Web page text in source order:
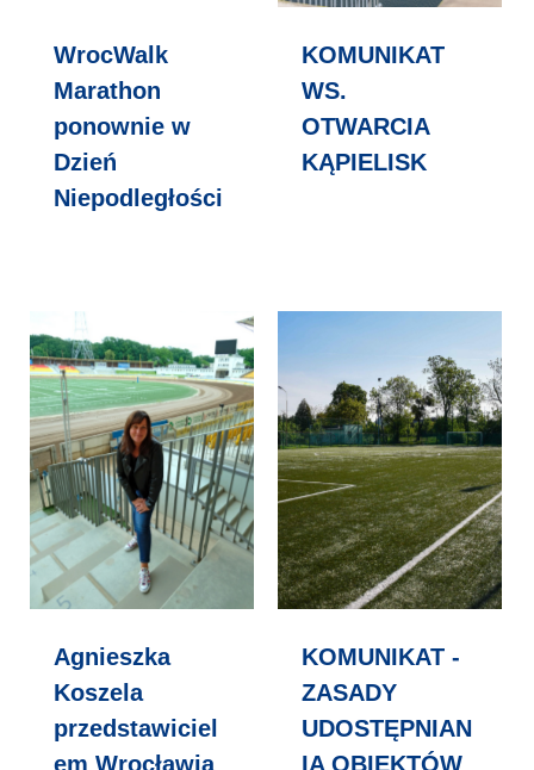
WrocWalk
Marathon
ponownie w
Dzień
Niepodległości
KOMUNIKAT
WS.
OTWARCIA
KĄPIELISK
Agnieszka
Koszela
przedstawiciel
em Wrocławia
KOMUNIKAT -
ZASADY
UDOSTĘPNIAN
IA OBIEKTÓW